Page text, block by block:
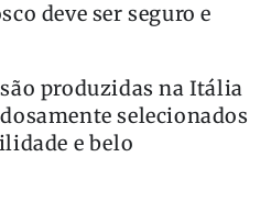
deve ser seguro e
produzidas na Itália
selecionados
e belo